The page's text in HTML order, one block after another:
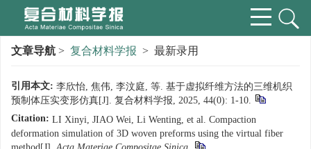
文章导航 > 复合材料学报 > 最新录用
引用本文: 李欣怡, 焦伟, 李汶庭, 等. 基于虚拟纤维方法的三维机织
预制体压实变形仿真[J]. 复合材料学报, 2025, 44(0): 1-10.
Citation: LI Xinyi, JIAO Wei, Li Wenting, et al. Compaction
deformation simulation of 3D woven preforms using the virtual fiber